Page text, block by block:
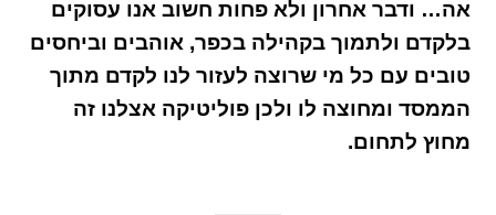
אה… ודבר אחרון ולא פחות חשוב אנו עסוקים
בלקדם ולתמוך בקהילה בכפר, אוהבים וביחסים
טובים עם כל מי שרוצה לעזור לנו לקדם מתוך
הממסד ומחוצה לו ולכן פוליטיקה אצלנו זה
מחוץ לתחום.